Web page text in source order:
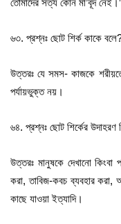
৬৩. প্রশ্নঃ ছোট শির্ক কাকে
উত্তরঃ যে সমস- কাজকে শরীয়তে
পর্যায়ভুক্ত নয়।
৬৪. প্রশ্নঃ ছোট শির্কের উদাহরণ
উত্তরঃ মানুষকে দেখানো কিংবা
করা, তাবিজ-কবচ ব্যবহার
কাছে যাওয়া ইত্যাদি।